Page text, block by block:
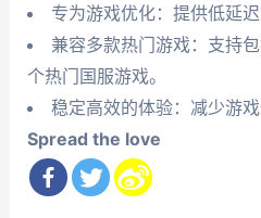
专为游戏优化：提供低延迟
兼容多款热门游戏：支持
个热门国服游戏。
稳定高效的体验：减少游
Spread the love